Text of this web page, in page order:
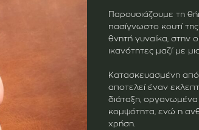
Παρουσιάζουμε τη
πασίγνωστο κουτί
θνητή γυναίκα, στην
ικανότητες μαζί με
Κατασκευασμένη από
αποτελεί έναν
διάταξη, οργανωμένα
κομψότητα, ενώ η
χρήση.